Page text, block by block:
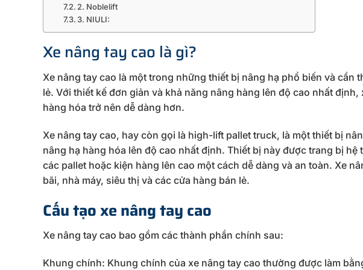
2. Noblelift
3. NIULI:
Xe nâng tay cao là gì?
Xe nâng tay cao là một trong những thiết bị nâng hạ phổ biến và cần
lẻ. Với thiết kế đơn giản và khả năng nâng hàng lên độ cao nhất
hàng hóa trở nên dễ dàng hơn.
Xe nâng tay cao, hay còn gọi là high-lift pallet truck, là một thiết bị
nâng hạ hàng hóa lên độ cao nhất định. Thiết bị này được trang bị
các pallet hoặc kiện hàng lên cao một cách dễ dàng và an toàn. Xe
bãi, nhà máy, siêu thị và các cửa hàng bán lẻ.
Cấu tạo xe nâng tay cao
Xe nâng tay cao bao gồm các thành phần chính sau:
Khung chính: Khung chính của xe nâng tay cao thường được làm